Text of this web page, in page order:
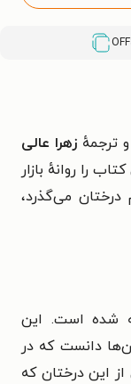
و ترجمهٔزهرا عالی
را روانهٔ بازار
درختان می‌گذرد،
شده است. این
دانست که در
این درختان که